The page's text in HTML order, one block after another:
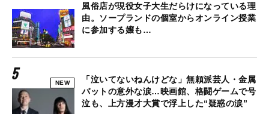
風俗店が現役女子大生だらけになっている理
由。ソープランドの個室からオンライン授業
に参加する嬢も…
NEW
「泣いてないねんけどな」無頼派芸人・金属
バットの意外な涙…映画館、格闘ゲームで号
泣も、上方漫才大賞で浮上した“疑惑の涙”